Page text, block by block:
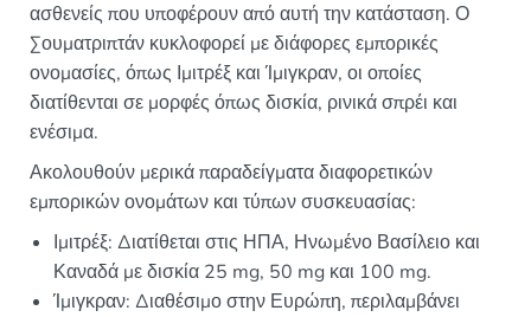
ασθενείς που υποφέρουν από αυτή την κατάσταση. Ο
Σουματριπτάν κυκλοφορεί με διάφορες εμπορικές
ονομασίες, όπως Ιμιτρέξ και Ίμιγκραν, οι οποίες
διατίθενται σε μορφές όπως δισκία, ρινικά σπρέι και
ενέσιμα.
Ακολουθούν μερικά παραδείγματα διαφορετικών
εμπορικών ονομάτων και τύπων συσκευασίας:
Ιμιτρέξ: Διατίθεται στις ΗΠΑ, Ηνωμένο Βασίλειο και
Καναδά με δισκία 25 mg, 50 mg και 100 mg.
Ίμιγκραν: Διαθέσιμο στην Ευρώπη, περιλαμβάνει